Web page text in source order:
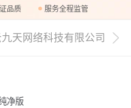
品质
服务全程监管
天网络科技有限公司
净版